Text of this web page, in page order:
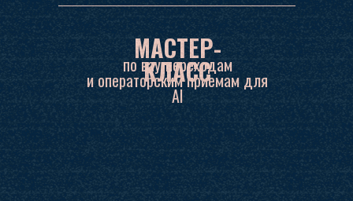
по вау-переходам
и операторским приемам для
AI
МАСТЕР-
КЛАСС